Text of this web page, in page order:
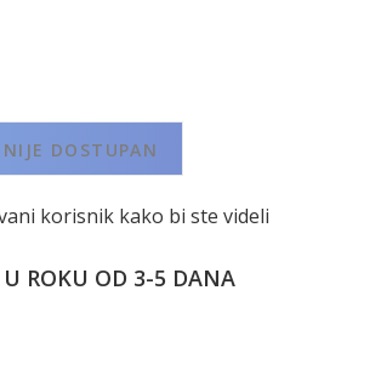
DOSTUPAN
korisnik kako bi ste videli
U ROKU OD 3-5 DANA